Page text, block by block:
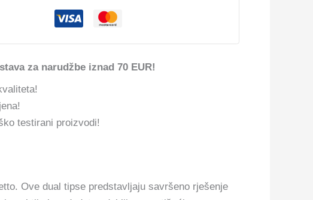
za narudžbe iznad 70 EUR!
testirani proizvodi!
Ove dual tipse predstavljaju savršeno rješenje